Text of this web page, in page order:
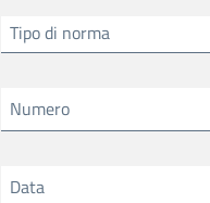
Tipo di norma
Numero
Data